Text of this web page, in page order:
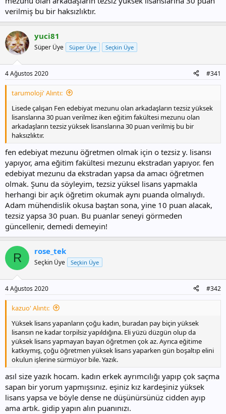
verilmiş bu bir haksızlıktır.
yuci81
Süper Üye Süper Üye Seçkin Üye
4 Ağustos 2020 #341
tarumoloji' Alıntı:
Lisede çalışan Fen edebiyat mezunu olan arkadaşların tezsiz yüksek
lisanslarına 30 puan verilmez iken eğitim fakültesi mezunu olan
arkadaşların tezsiz yüksek lisanslarına 30 puan verilmiş bu bir
haksızlıktır.
fen edebiyat mezunu öğretmen olmak için o tezsiz y. lisansı
yapıyor, ama eğitim fakültesi mezunu ekstradan yapıyor. fen
edebiyat mezunu da ekstradan yapsa da amacı öğretmen
olmak. Şunu da söyleyim, tezsiz yüksel lisans yapmakla
herhangi bir açık öğretim okumak aynı puanda olmalıydı.
Adam mühendislik okusa baştan sona, yine 10 puan alacak,
tezsiz yapsa 30 puan. Bu puanlar seneyi görmeden
güncellenir, demedi demeyin!
R rose_tek
Seçkin Üye Seçkin Üye
4 Ağustos 2020 #342
kazuo' Alıntı:
Yüksek lisans yapanların çoğu kadın, buradan pay biçin yüksek
lisansın ne kadar torpilsiz yapıldığına. Eli yüzü düzgün olup da
yüksek lisans yapmayan bayan öğretmen çok az. Ayrıca eğitime
katkıymış, çoğu öğretmen yüksek lisans yaparken gün boşaltıp elini
okulun işlerine sürmüyor bile. Yazık.
asıl size yazık hocam. kadın erkek ayrımcılığı yapıp çok saçma
sapan bir yorum yapmışsınız. eşiniz kız kardeşiniz yüksek
lisans yapsa ve böyle dense ne düşünürsünüz cidden ayıp
ama artık. gidip yapın alın puanınızı.